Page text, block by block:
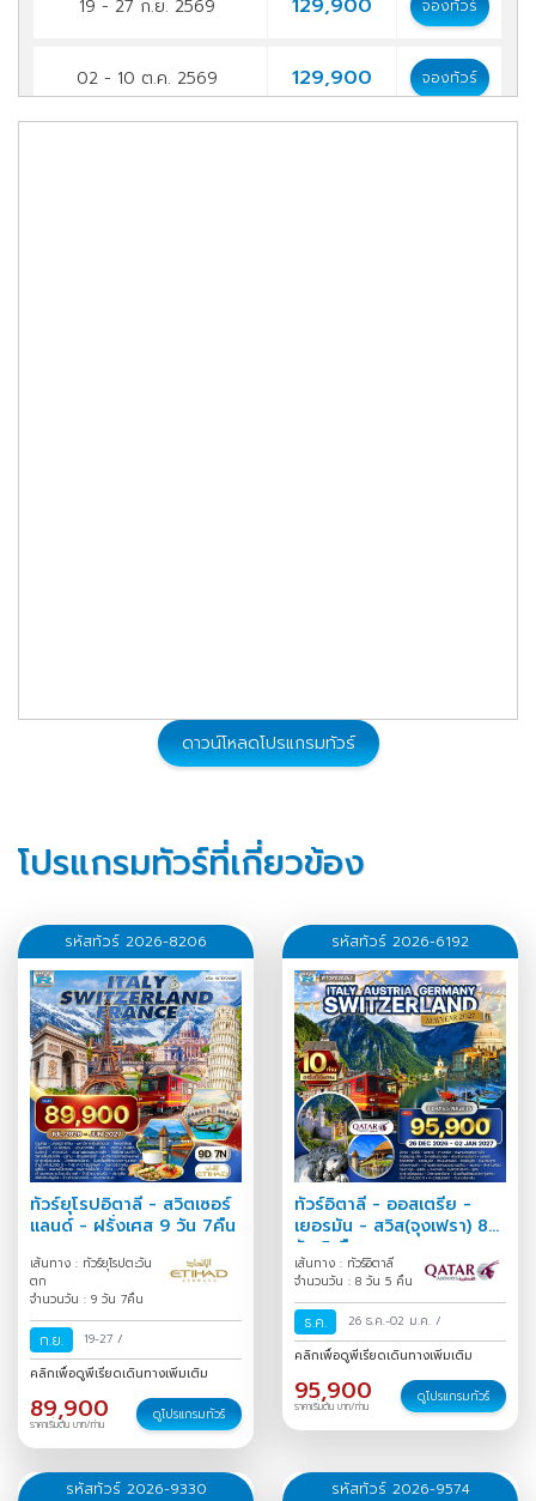
19 - 27 ก.ย. 2569 จองทัวร์
02 - 10 ต.ค. 2569 129,900 จองทัวร์
ดาวน์โหลดโปรแกรมทัวร์
โปรแกรมทัวร์ที่เกี่ยวข้อง
รหัสทัวร์ 2026-8206
ทัวร์ยุโรปอิตาลี - สวิตเซอร์
แลนด์ - ฝรั่งเศส 9 วัน 7คืน
เส้นทาง : ทัวร์ยุโรปตะวัน
ตก
จำนวนวัน : 9 วัน 7คืน
ก.ย. 19-27 /
คลิกเพื่อดูพีเรียดเดินทางเพิ่มเติม
89,900
ราคาเริ่มต้น บาท/ท่าน
ดูโปรแกรมทัวร์
รหัสทัวร์ 2026-6192
ทัวร์อิตาลี - ออสเตรีย -
เยอรมัน - สวิส(จุงเฟรา) 8
วัน 5 คืน
เส้นทาง : ทัวร์อิตาลี
จำนวนวัน : 8 วัน 5 คืน
ธ.ค. 26 ธ.ค.-02 ม.ค. /
คลิกเพื่อดูพีเรียดเดินทางเพิ่มเติม
95,900
ราคาเริ่มต้น บาท/ท่าน
ดูโปรแกรมทัวร์
รหัสทัวร์ 2026-9330 รหัสทัวร์ 2026-9574